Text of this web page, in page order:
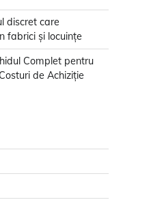
discret care
fabrici și locuințe
Complet pentru
de Achiziție